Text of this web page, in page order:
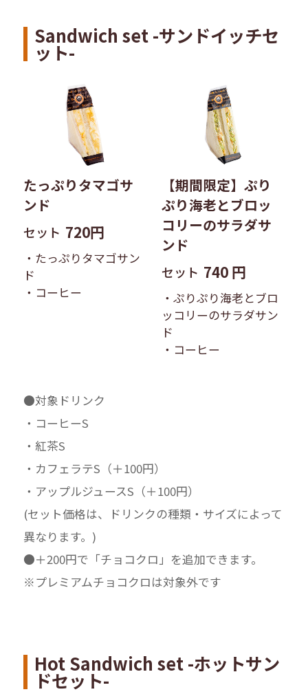
Sandwich set -サンドイッチセ
ット-
たっぷりタマゴサ
ンド
セット 720円
・たっぷりタマゴサン
ド
・コーヒー
【期間限定】ぷり
ぷり海老とブロッ
コリーのサラダサ
ンド
セット 740 円
・ぷりぷり海老とブロ
ッコリーのサラダサン
ド
・コーヒー
●対象ドリンク
・コーヒーS
・紅茶S
・カフェラテS（＋100円）
・アップルジュースS（＋100円）
(セット価格は、ドリンクの種類・サイズによって
異なります。)
●＋200円で「チョコクロ」を追加できます。
※プレミアムチョコクロは対象外です
Hot Sandwich set -ホットサン
ドセット-